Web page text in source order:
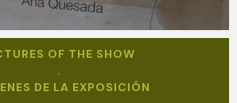
OF THE SHOW
.
DE LA EXPOSICIÓN